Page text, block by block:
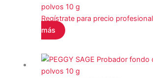
polvos 10 g
Regístrate para precio profesional
más